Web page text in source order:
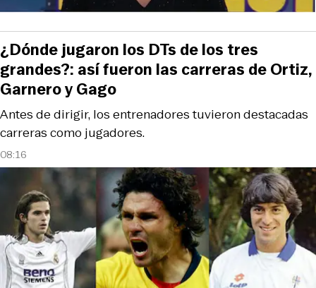
08:16
Antes de dirigir, los entrenadores tuvieron destacadas
carreras como jugadores.
¿Dónde jugaron los DTs de los tres
grandes?: así fueron las carreras de Ortiz,
Garnero y Gago